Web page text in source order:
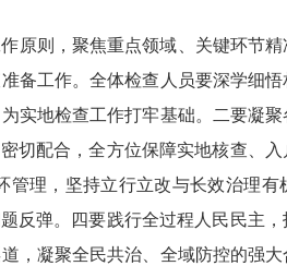
原则，聚焦重点领域、关键环节
备工作。全体检查人员要深学细悟
为实地检查工作打牢基础。 二要凝
切配合，全方位保障实地核查、
管理，坚持立行立改与长效治理
反弹。 四要践行全过程人民民主，
，凝聚全民共治、全域防控的强大